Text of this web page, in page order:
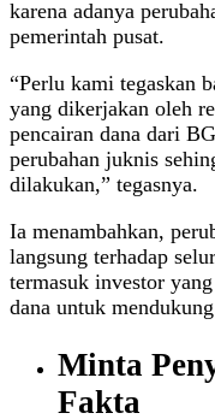
karena adanya
pemerintah pusat.
“Perlu kami tegaskan
yang dikerjakan oleh
pencairan dana dari
perubahan juknis
dilakukan,” tegasnya.
Ia menambahkan,
langsung terhadap
termasuk investor
dana untuk
Minta
Fakta